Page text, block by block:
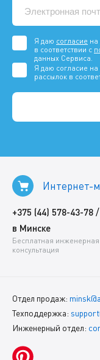
Я даю согласие на
в соответствии с
данных Сервиса.
Я даю согласие
рассылок в
Интернет-
+375 (44) 578-43-78 /
в Минске
Бесплатная инженерная
консультация
Отдел продаж:
Техподдержка:
Инженерный отдел: